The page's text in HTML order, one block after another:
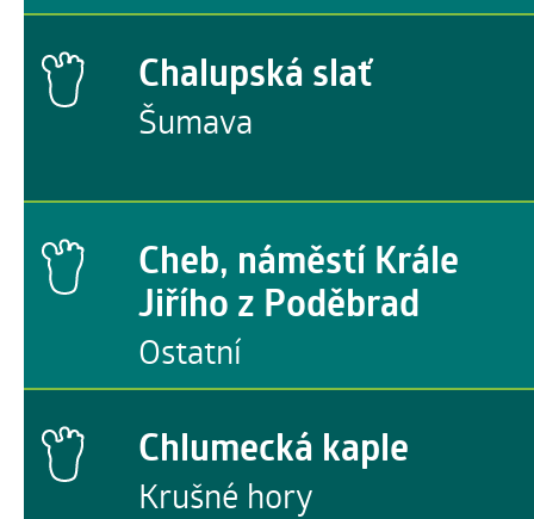
Chalupská slať
Šumava
Cheb, náměstí Krále
Jiřího z Poděbrad
Ostatní
Chlumecká kaple
Krušné hory